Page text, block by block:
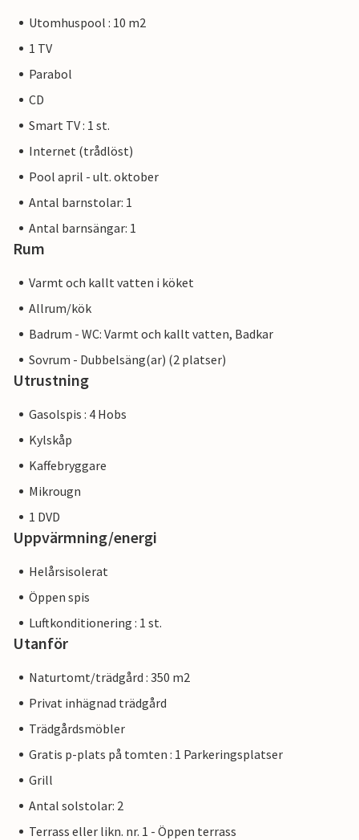
Utomhuspool : 10 m2
1 TV
Parabol
CD
Smart TV : 1 st.
Internet (trådlöst)
Pool april - ult. oktober
Antal barnstolar: 1
Antal barnsängar: 1
Rum
Varmt och kallt vatten i köket
Allrum/kök
Badrum - WC: Varmt och kallt vatten, Badkar
Sovrum - Dubbelsäng(ar) (2 platser)
Utrustning
Gasolspis : 4 Hobs
Kylskåp
Kaffebryggare
Mikrougn
1 DVD
Uppvärmning/energi
Helårsisolerat
Öppen spis
Luftkonditionering : 1 st.
Utanför
Naturtomt/trädgård : 350 m2
Privat inhägnad trädgård
Trädgårdsmöbler
Gratis p-plats på tomten : 1 Parkeringsplatser
Grill
Antal solstolar: 2
Terrass eller likn. nr. 1 - Öppen terrass